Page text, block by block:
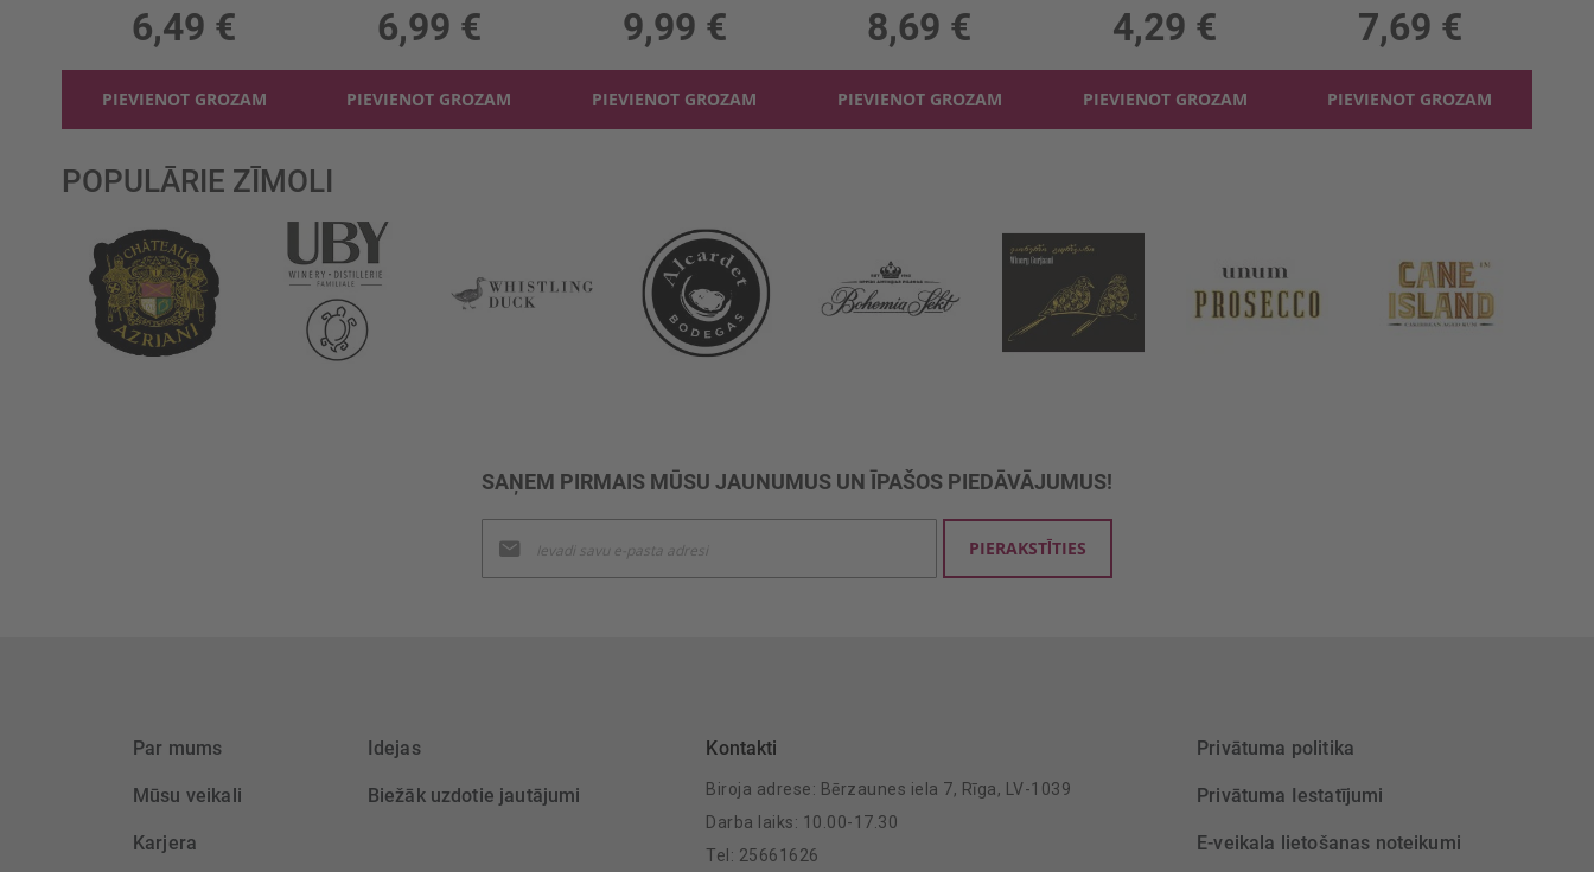
6,49 €
PIEVIENOT GROZAM
6,99 €
PIEVIENOT GROZAM
9,99 €
PIEVIENOT GROZAM
8,69 €
PIEVIENOT GROZAM
4,29 €
PIEVIENOT GROZAM
7,69 €
PIEVIENOT GROZAM
POPULĀRIE ZĪMOLI
SAŅEM PIRMAIS MŪSU JAUNUMUS UN ĪPAŠOS PIEDĀVĀJUMUS!
jaunumu
saņemšanai:
PIERAKSTĪTIES
Par mums
Mūsu veikali
Karjera
Idejas
Biežāk uzdotie jautājumi
Kontakti
Biroja adrese: Bērzaunes iela 7, Rīga, LV-1039
Darba laiks: 10.00-17.30
Tel: 25661626
Privātuma politika
Privātuma Iestatījumi
E-veikala lietošanas noteikumi